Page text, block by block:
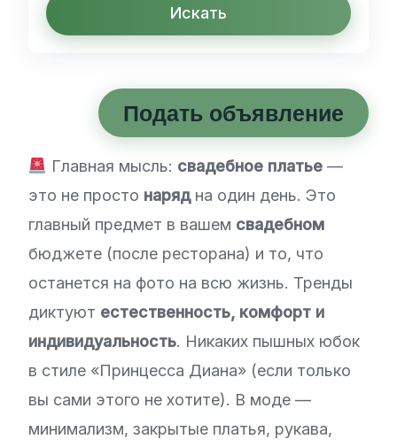
Искать
Подать объявление
Главная мысль: свадебное платье—
это не просто наряд на один день. Это
главный предмет в вашем свадебном
бюджете (после ресторана) и то, что
останется на фото на всю жизнь. Тренды
диктуют естественность, комфорт и
индивидуальность. Никаких пышных юбок
в стиле «Принцесса Диана» (если только
вы сами этого не хотите). В моде —
минимализм, закрытые платья, рукава,